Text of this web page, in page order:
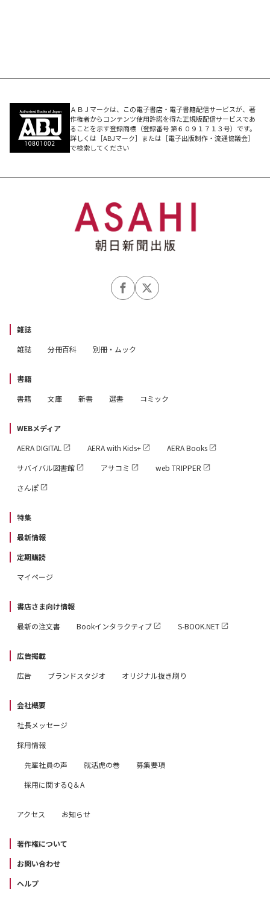
ＡＢＪマークは、この電子書店・電子書籍配信サービスが、著
作権者からコンテンツ使用許諾を得た正規版配信サービスであ
ることを示す登録商標（登録番号 第６０９１７１３号）です。
詳しくは［ABJマーク］または［電子出版制作・流通協議会］
で検索してください
雑誌
雑誌
分冊百科 別冊・ムック
書籍
書籍
文庫 新書 選書 コミック
WEBメディア
AERA DIGITAL
AERA with Kids+
AERA Books
サバイバル図書館
アサコミ
web TRIPPER
さんぽ
特集
最新情報
定期購読
マイページ
書店さま向け情報
最新の注文書
Bookインタラクティブ S-BOOK.NET
広告掲載
広告
ブランドスタジオ オリジナル抜き刷り
会社概要
社長メッセージ
採用情報
先輩社員の声
就活虎の巻
募集要項
採用に関するQ＆A
アクセス お知らせ
著作権について
お問い合わせ
ヘルプ